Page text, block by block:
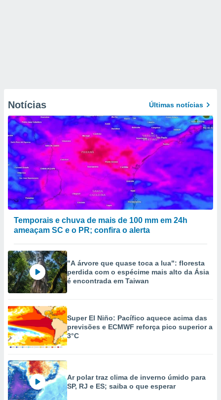
Notícias Últimas notícias
Temporais e chuva de mais de 100 mm em 24h
ameaçam SC e o PR; confira o alerta
"A árvore que quase toca a lua": floresta
perdida com o espécime mais alto da Ásia
é encontrada em Taiwan
Super El Niño: Pacífico aquece acima das
previsões e ECMWF reforça pico superior a
3°C
Ar polar traz clima de inverno úmido para
SP, RJ e ES; saiba o que esperar